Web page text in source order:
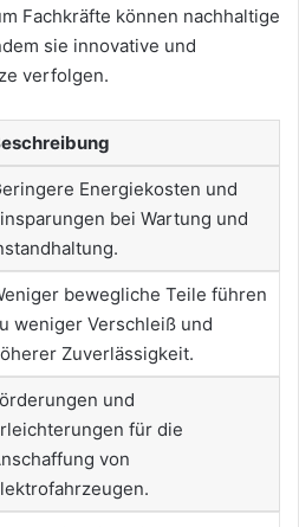
Fachkräfte können nachhaltige
sie innovative und
verfolgen.
Energiekosten und
bei Wartung und
bewegliche Teile führen
weniger Verschleiß und
Zuverlässigkeit.
und
für die
von